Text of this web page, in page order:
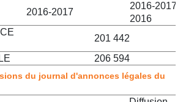
2016-2017
2016-2017
2016
201 442
206 594
du journal d'annonces légales du